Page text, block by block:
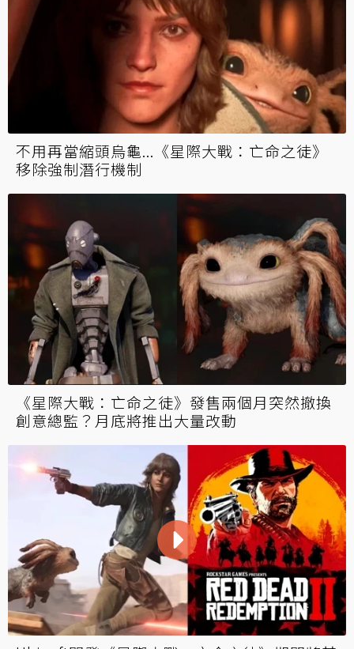
不用再當縮頭烏龜...《星際大戰：亡命之徒》
移除強制潛行機制
《星際大戰：亡命之徒》發售兩個月突然撤換
創意總監？月底將推出大量改動